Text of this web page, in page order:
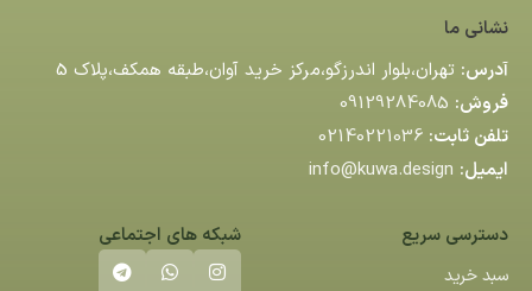
نشانی ما
آدرس: تهران،بلوار اندرزگو،مركز خريد آوان،طبقه همكف،پلاك 5
فروش: 09129284085
تلفن ثابت: 02140221036
ایمیل: info@kuwa.design
دسترسی سریع
سبد خرید
شبکه های اجتماعی